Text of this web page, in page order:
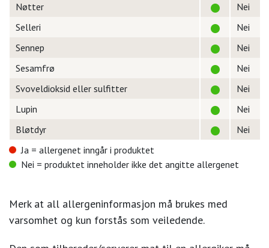
Nøtter
Nei
Selleri
Nei
Sennep
Nei
Sesamfrø
Nei
Svoveldioksid eller sulfitter
Nei
Lupin
Nei
Bløtdyr
Nei
Ja = allergenet inngår i produktet
Nei = produktet inneholder ikke det angitte allergenet
Merk at all allergeninformasjon må brukes med
varsomhet og kun forstås som veiledende.